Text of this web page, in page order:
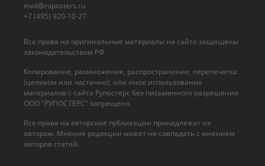
Все права на оригинальные материалы на сайте защищены
законодательством РФ
Копирование, размножение, распространение, перепечатка
(целиком или частично), или иное использование
материалов с сайта Рупостерс без письменного разрешения
ООО "РУПОСТЕРС" запрещено.
Все права на авторские публикации принадлежат их
авторам. Мнение редакции может не совпадать с мнением
авторов статей.
mail@ruposters.ru
+7 (495) 920-10-27